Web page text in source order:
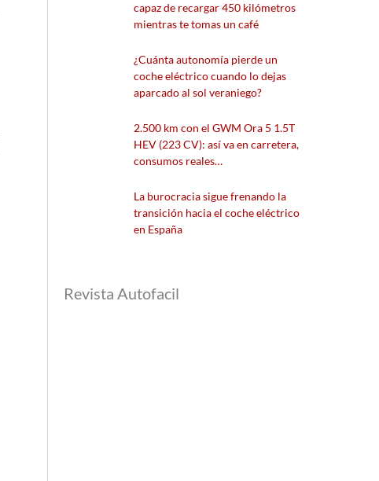
capaz de recargar 450 kilómetros
mientras te tomas un café
¿Cuánta autonomía pierde un
coche eléctrico cuando lo dejas
aparcado al sol veraniego?
2.500 km con el GWM Ora 5 1.5T
HEV (223 CV): así va en carretera,
consumos reales…
La burocracia sigue frenando la
transición hacia el coche eléctrico
en España
Revista Autofacil